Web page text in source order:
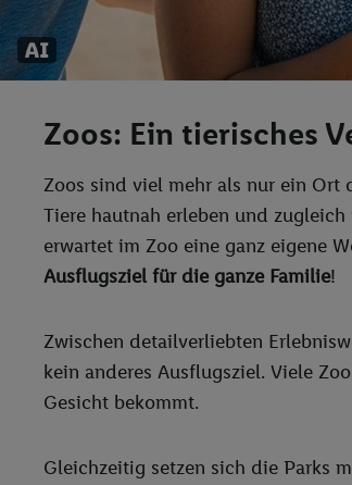
Zoos: Ein tierisches
Zoos sind viel mehr als nur ein Ort
Tiere hautnah erleben und
erwartet im Zoo eine ganz eigene
Ausflugsziel für die ganze Familie!
Zwischen detailverliebten
kein anderes Ausflugsziel. Viele
Gesicht bekommt.
Gleichzeitig setzen sich die Parks